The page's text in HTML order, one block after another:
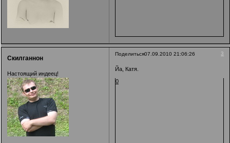
Поделиться 3
07.09.2010 21:06:26
Скилганнон
Настоящий индеец!
Йа, Катя.
0